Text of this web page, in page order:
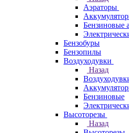
Аэраторы
Бензиновые
Бензобуры
Бензопилы
Воздуходувки
Назад
Бензиновые
Высоторезы
Назад